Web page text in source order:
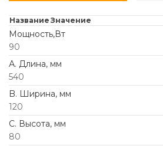
Название Значение
Мощность,Вт
90
А. Длина, мм
540
B. Ширина, мм
120
C. Высота, мм
80